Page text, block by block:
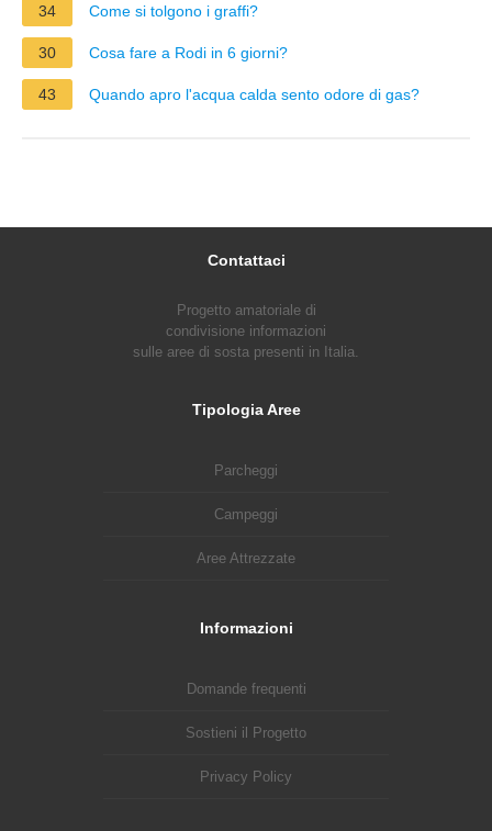
34 Come si tolgono i graffi?
30 Cosa fare a Rodi in 6 giorni?
43 Quando apro l'acqua calda sento odore di gas?
Contattaci
Progetto amatoriale di
condivisione informazioni
sulle aree di sosta presenti in Italia.
Tipologia Aree
Parcheggi
Campeggi
Aree Attrezzate
Informazioni
Domande frequenti
Sostieni il Progetto
Privacy Policy